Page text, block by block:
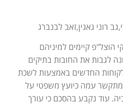
רוני גאגין,זאב לבנברג
הוצל"פ קיימים למיניהם
לגבות את החובות בתיקים
החדשים באמצעות לשכת
מתקשר עמה כיועץ משפטי על
עוד נקבע בהסכם כי עורך